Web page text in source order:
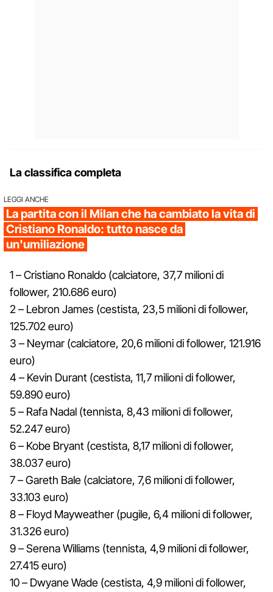
La classifica completa
LEGGI ANCHE
La partita con il Milan che ha cambiato la vita di
Cristiano Ronaldo: tutto nasce da
un'umiliazione
1 – Cristiano Ronaldo (calciatore, 37,7 milioni di
follower, 210.686 euro)
2 – Lebron James (cestista, 23,5 milioni di follower,
125.702 euro)
3 – Neymar (calciatore, 20,6 milioni di follower, 121.916
euro)
4 – Kevin Durant (cestista, 11,7 milioni di follower,
59.890 euro)
5 – Rafa Nadal (tennista, 8,43 milioni di follower,
52.247 euro)
6 – Kobe Bryant (cestista, 8,17 milioni di follower,
38.037 euro)
7 – Gareth Bale (calciatore, 7,6 milioni di follower,
33.103 euro)
8 – Floyd Mayweather (pugile, 6,4 milioni di follower,
31.326 euro)
9 – Serena Williams (tennista, 4,9 milioni di follower,
27.415 euro)
10 – Dwyane Wade (cestista, 4,9 milioni di follower,